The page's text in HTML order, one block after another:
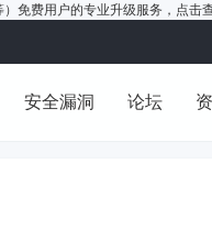
免费用户的专业升级服务， 点击
安全漏洞 论坛